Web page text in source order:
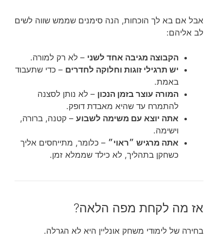
אבל אם בא לך הוכחות, הנה סימנים שממש שווה לשים
לב אליהם:
הקבוצה מגיבה אחד לשני – לא רק למורה.
יש תרגילי זוגות וחלוקה לחדרים – כדי שתעבוד
באמת.
המורה עוצר בזמן הנכון – לא נותן לסצנה
להתמרח עד שהיא מאבדת דופק.
אתה יוצא עם משימה לשבוע – קטנה, ברורה,
וישימה.
אתה מרגיש ״ראוי״ – כלומר, מתייחסים אליך
כשחקן בתהליך, לא כילד שממלא זמן.
אז מה לקחת מפה הלאה?
בחירה של לימודי משחק אונליין היא לא הגרלה.